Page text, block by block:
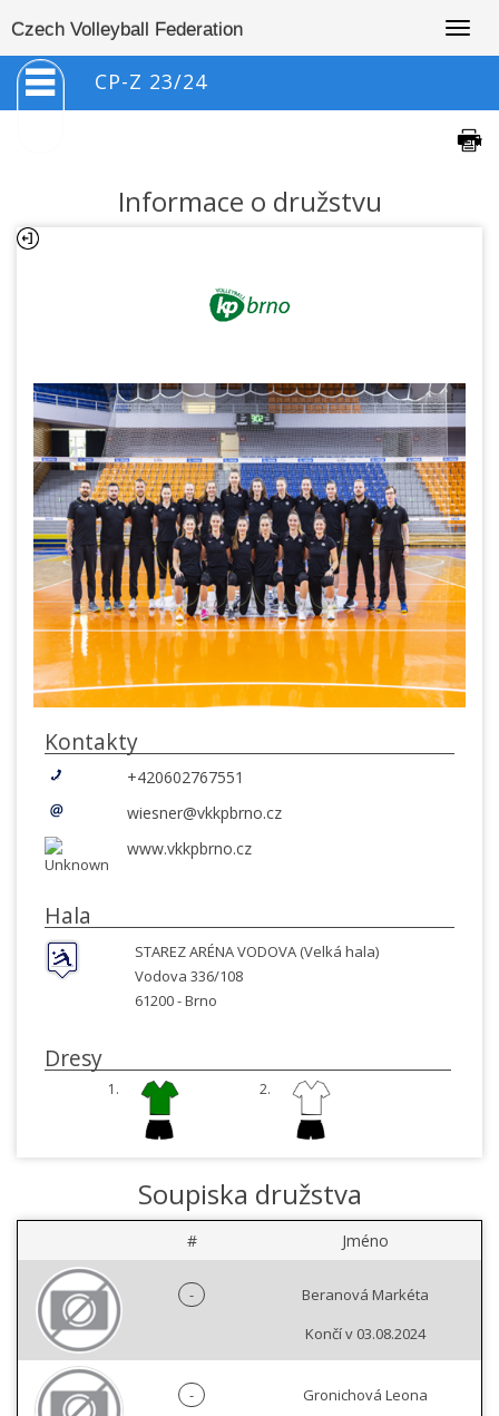
Czech Volleyball Federation
CP-Z 23/24
Informace o družstvu
Kontakty
+420602767551
wiesner@vkkpbrno.cz
www.vkkpbrno.cz
Hala
STAREZ ARÉNA VODOVA (Velká hala)
Vodova 336/108
61200 -Brno
Dresy
1. 2.
Soupiska družstva
# Jméno
-
Beranová Markéta
Končí v 03.08.2024
-
Gronichová Leona